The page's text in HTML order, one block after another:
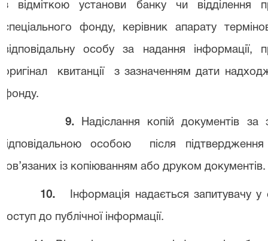
з відміткою установи банку чи відділення
спеціального фонду, керівник апарату
відповідальну особу за надання
оригінал квитанції з зазначенням дати
фонду.
9. Надіслання копій документів
відповідальною особою після
пов’язаних із копіюванням або друком документів.
10. Інформація надається запитувачу у
доступ до публічної інформації.